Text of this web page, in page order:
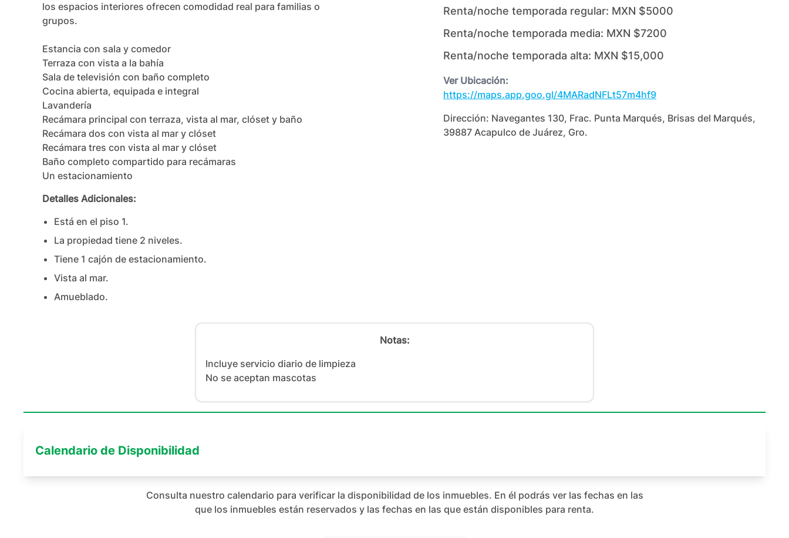
los espacios interiores ofrecen comodidad real para familias o
grupos.
Estancia con sala y comedor
Terraza con vista a la bahía
Sala de televisión con baño completo
Cocina abierta, equipada e integral
Lavandería
Recámara principal con terraza, vista al mar, clóset y baño
Recámara dos con vista al mar y clóset
Recámara tres con vista al mar y clóset
Baño completo compartido para recámaras
Un estacionamiento
Detalles Adicionales:
Está en el piso 1.
La propiedad tiene 2 niveles.
Tiene 1 cajón de estacionamiento.
Vista al mar.
Amueblado.
Renta/noche temporada regular: MXN $5000
Renta/noche temporada media: MXN $7200
Renta/noche temporada alta: MXN $15,000
Ver Ubicación:
https://maps.app.goo.gl/4MARadNFLt57m4hf9
Dirección: Navegantes 130, Frac. Punta Marqués, Brisas del Marqués,
39887 Acapulco de Juárez, Gro.
Notas:
Incluye servicio diario de limpieza
No se aceptan mascotas
Calendario de Disponibilidad
Consulta nuestro calendario para verificar la disponibilidad de los inmuebles. En él podrás ver las fechas en las
que los inmuebles están reservados y las fechas en las que están disponibles para renta.